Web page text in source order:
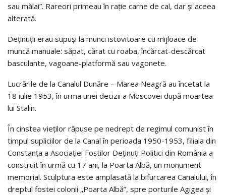
sau mălai”. Rareori primeau în raţie carne de cal, dar şi aceea
alterată.
Deţinuţii erau supuşi la munci istovitoare cu mijloace de
muncă manuale: săpat, cărat cu roaba, încărcat-descărcat
basculante, vagoane-platformă sau vago­nete.
Lucrările de la Canalul Dunăre – Marea Neagră au încetat la
18 iulie 1953, în urma unei decizii a Moscovei după moartea
lui Stalin.
În cinstea vieţilor răpuse pe nedrept de regimul comunist în
timpul supliciilor de la Canal în perioada 1950-1953, filiala din
Constanţa a Asociaţiei Foştilor Deţinuţi Politici din România a
construit în urmă cu 17 ani, la Poarta Albă, un monument
memorial. Sculptura este amplasată la bifurcarea Canalului, în
dreptul fostei colonii „Poarta Albă”, spre porturile Agigea şi